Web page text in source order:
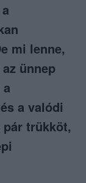
mi lenne,
ünnep
a valódi
trükköt,